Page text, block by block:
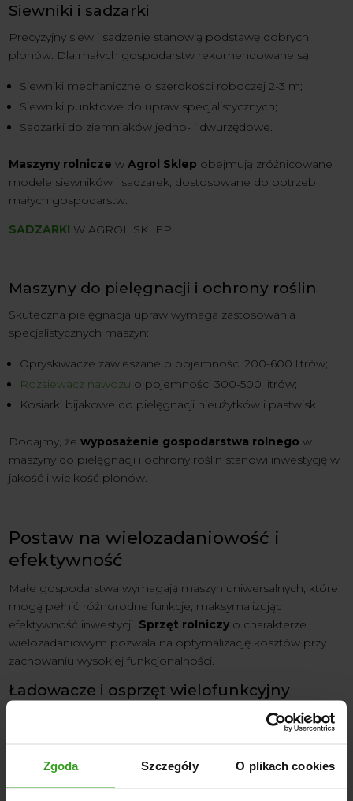
Zgoda Szczegóły O plikach cookies
Siewniki i sadzarki
Precyzyjny siew i sadzenie stanowią podstawę dobrych
plonów. Dla małych gospodarstw rekomendowane są:
Siewniki mechaniczne o szerokości roboczej 2-3 m;
Siewniki punktowe do upraw specjalistycznych;
Sadzarki do ziemniaków jedno- i dwurzędowe.
Maszyny rolnicze wAgrol Sklep obejmują zróżnicowane
modele siewników i sadzarek, dostosowane do potrzeb
małych gospodarstw.
SADZARKI W AGROL SKLEP
Maszyny do pielęgnacji i ochrony roślin
Skuteczna pielęgnacja upraw wymaga zastosowania
specjalistycznych maszyn:
Opryskiwacze zawieszane o pojemności 200-600 litrów;
Rozsiewacz nawozu o pojemności 300-500 litrów;
Kosiarki bijakowe do pielęgnacji nieużytków i pastwisk.
Dodajmy, żewyposażenie gospodarstwa rolnego w
maszyny do pielęgnacji i ochrony roślin stanowi inwestycję w
jakość i wielkość plonów.
Postaw na wielozadaniowość i
efektywność
Małe gospodarstwa wymagają maszyn uniwersalnych, które
mogą pełnić różnorodne funkcje, maksymalizując
efektywność inwestycji. Sprzęt rolniczy o charakterze
wielozadaniowym pozwala na optymalizację kosztów przy
zachowaniu wysokiej funkcjonalności.
Ładowacze i osprzęt wielofunkcyjny
stanowi doskonały przykład urządzenia
znacząco zwiększającego funkcjonalność ciągnika. W małym
Załadunku materiałów sypkich;